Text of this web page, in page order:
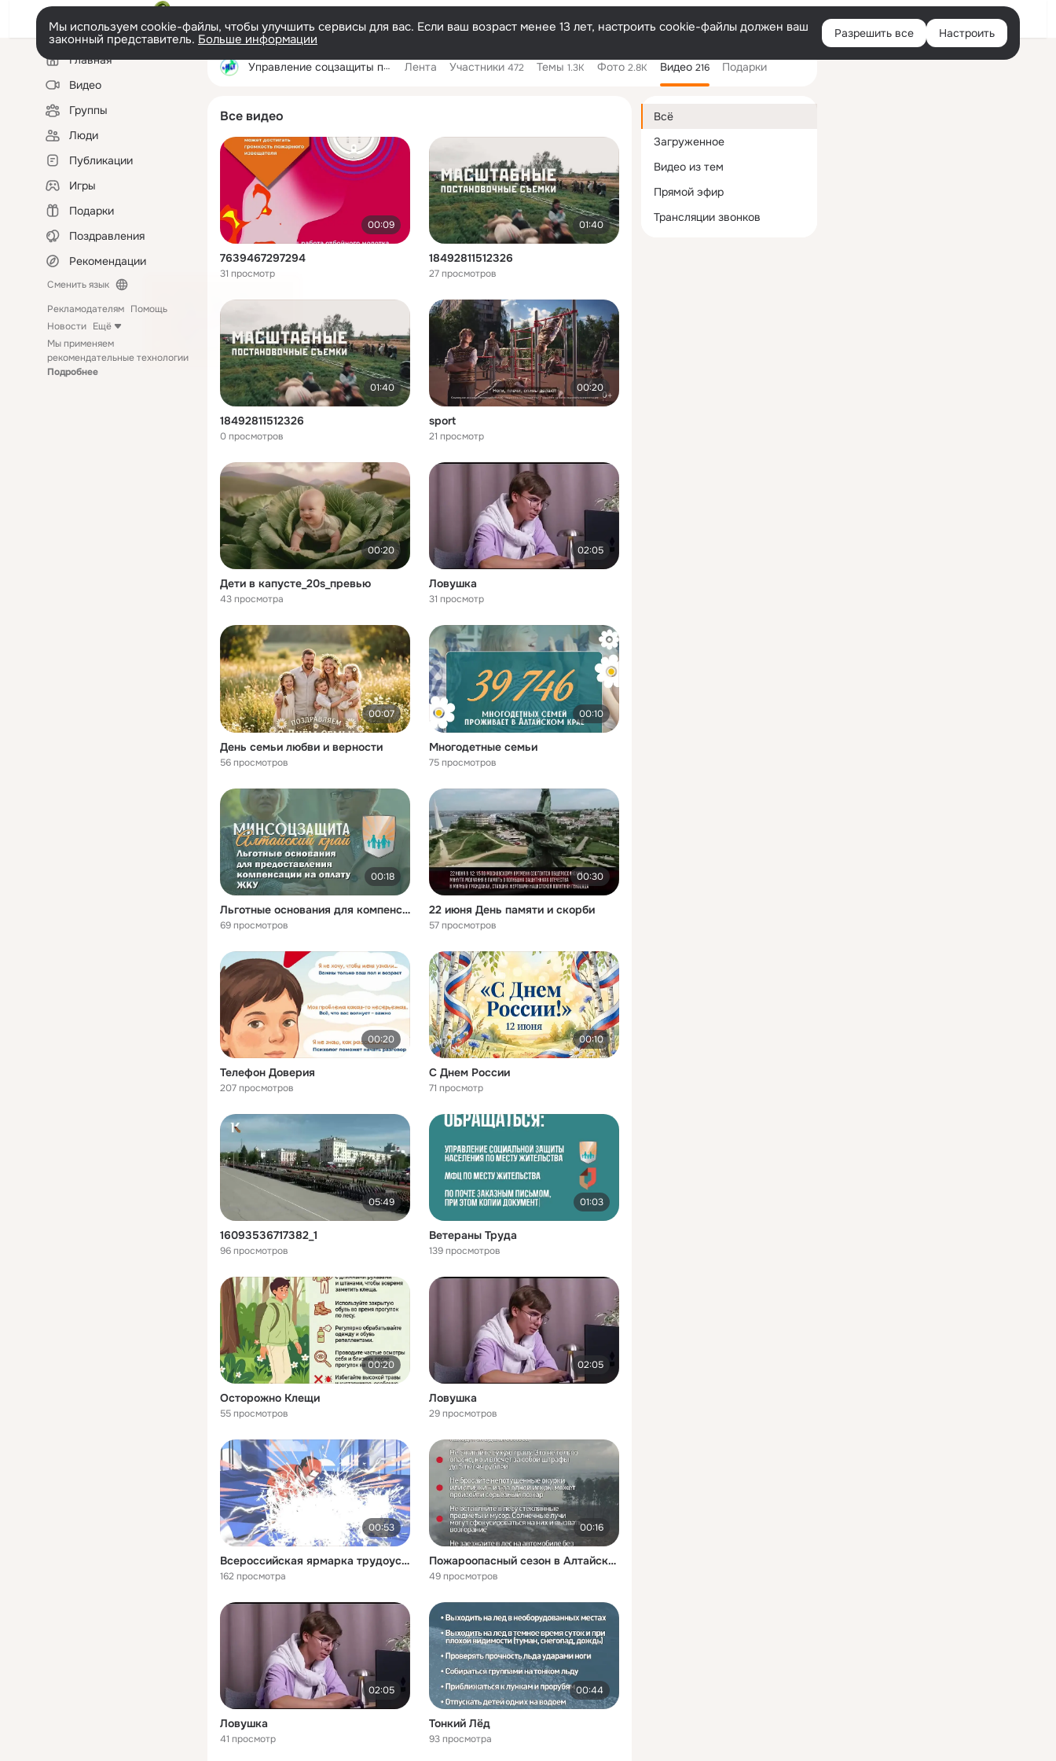
Войти
Мы используем cookie-файлы, чтобы улучшить сервисы для вас. Если ваш возраст менее 13 лет, настроить cookie-файлы должен ваш
законный представитель. Больше информации Разрешить все Настроить
Левая
колонкаГлавная
Видео
Группы
Люди
Публикации
Игры
Подарки
Поздравления
Рекомендации
Сменить язык
Рекламодателям Помощь
Новости Ещё
Мы применяем
рекомендательные технологии
Подробнее
Управление соцзащиты по г. Заринску Лента Участники 472 Темы 1.3K Фото 2.8K Видео 216 Подарки
Все видео
00:09
7639467297294
31 просмотр
01:40
18492811512326
27 просмотров
01:40
18492811512326
0 просмотров
00:20
sport
21 просмотр
00:20
Дети в капусте_20s_превью
43 просмотра
02:05
Ловушка
31 просмотр
00:07
День семьи любви и верности
56 просмотров
00:10
Многодетные семьи
75 просмотров
00:18
Льготные основания для компенсации ЖКУ
69 просмотров
00:30
22 июня День памяти и скорби
57 просмотров
00:20
Телефон Доверия
207 просмотров
00:10
С Днем России
71 просмотр
05:49
16093536717382_1
96 просмотров
01:03
Ветераны Труда
139 просмотров
00:20
Осторожно Клещи
55 просмотров
02:05
Ловушка
29 просмотров
00:53
Всероссийская ярмарка трудоустройства_2026
162 просмотра
00:16
Пожароопасный сезон в Алтайском крае
49 просмотров
02:05
Ловушка
41 просмотр
00:44
Тонкий Лёд
93 просмотра
Дополнительная
колонка
Всё
Загруженное
Видео из тем
Прямой эфир
Трансляции звонков